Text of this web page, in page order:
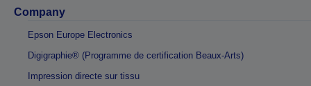
Company
Epson Europe Electronics
Digigraphie® (Programme de certification Beaux-Arts)
Impression directe sur tissu